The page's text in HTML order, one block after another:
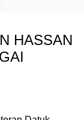
HASSAN